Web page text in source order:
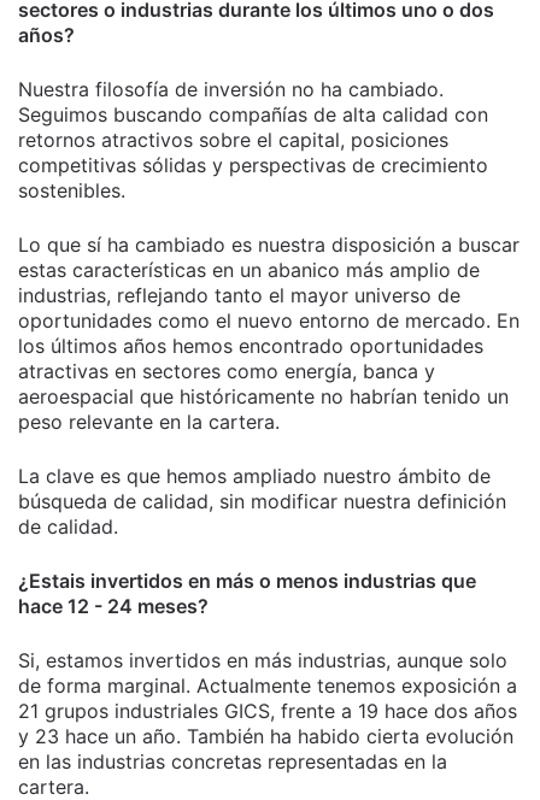
sectores o industrias durante los últimos uno o dos
años?
Nuestra filosofía de inversión no ha cambiado.
Seguimos buscando compañías de alta calidad con
retornos atractivos sobre el capital, posiciones
competitivas sólidas y perspectivas de crecimiento
sostenibles.
Lo que sí ha cambiado es nuestra disposición a buscar
estas características en un abanico más amplio de
industrias, reflejando tanto el mayor universo de
oportunidades como el nuevo entorno de mercado. En
los últimos años hemos encontrado oportunidades
atractivas en sectores como energía, banca y
aeroespacial que históricamente no habrían tenido un
peso relevante en la cartera.
La clave es que hemos ampliado nuestro ámbito de
búsqueda de calidad, sin modificar nuestra definición
de calidad.
¿Estais invertidos en más o menos industrias que
hace 12 - 24 meses?
Si, estamos invertidos en más industrias, aunque solo
de forma marginal. Actualmente tenemos exposición a
21 grupos industriales GICS, frente a 19 hace dos años
y 23 hace un año. También ha habido cierta evolución
en las industrias concretas representadas en la
cartera.